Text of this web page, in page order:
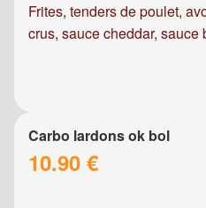
Frites, tenders de poulet,
crus, sauce cheddar, sauce
Carbo lardons ok bol
10.90 €